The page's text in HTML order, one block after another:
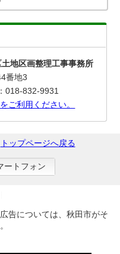
地区画整理工事事務所
番地3
018-832-9931
ご利用ください。
トップページへ戻る
ートフォン
告については、秋田市がそ